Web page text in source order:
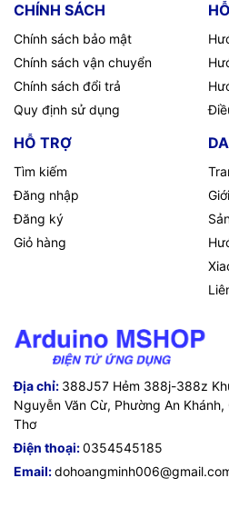
CHÍNH SÁCH
Chính sách bảo mật
Chính sách vận chuyển
Chính sách đổi trả
Quy định sử dụng
HỖ TRỢ
Tìm kiếm
Đăng nhập
Đăng ký
Giỏ hàng
Địa chỉ: 388J57 Hẻm 388j-388z
Nguyễn Văn Cừ, Phường An
Thơ
Điện thoại:0354545185
Email: